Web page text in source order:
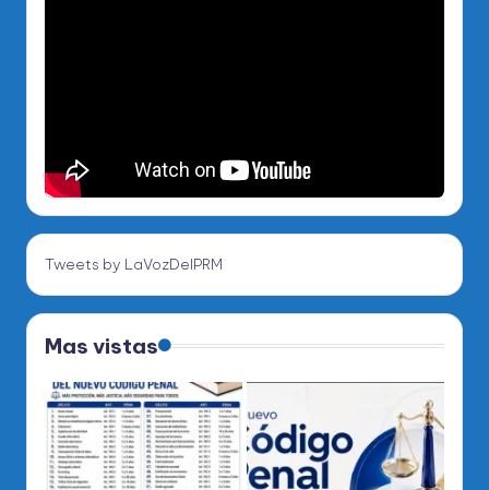
Tweets by LaVozDelPRM
Mas vistas